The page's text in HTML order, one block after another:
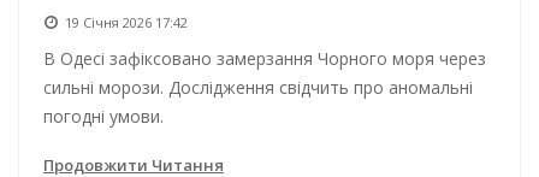
19 Січня 2026 17:42
В Одесі зафіксовано замерзання Чорного моря через
сильні морози. Дослідження свідчить про аномальні
погодні умови.
Продовжити Читання